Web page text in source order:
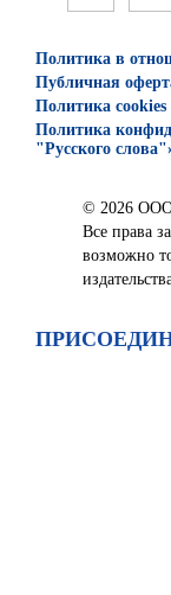
Политика в
Публичная
Политика cookies
Политика
"Русского
© 2026 ООО
Все права
возможно